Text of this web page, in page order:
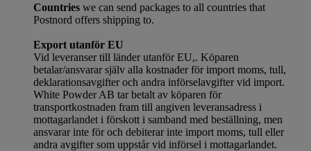
Countries we can send packages to all countries that
Postnord offers shipping to.
Export utanför EU
Vid leveranser till länder utanför EU,. Köparen
betalar/ansvarar själv alla kostnader för import moms, tull,
deklarationsavgifter och andra införselavgifter vid import.
White Powder AB tar betalt av köparen för
transportkostnaden fram till angiven leveransadress i
mottagarlandet i förskott i samband med beställning, men
ansvarar inte för och debiterar inte import moms, tull eller
andra avgifter som uppstår vid införsel i mottagarlandet.